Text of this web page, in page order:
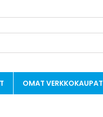
OMAT VERKKOKAUPAT